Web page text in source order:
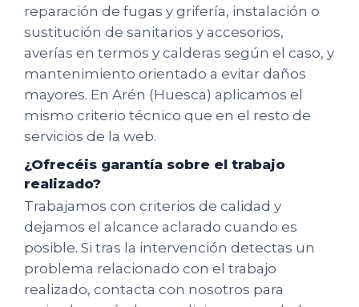
reparación de fugas y grifería, instalación o
sustitución de sanitarios y accesorios,
averías en termos y calderas según el caso, y
mantenimiento orientado a evitar daños
mayores. En Arén (Huesca) aplicamos el
mismo criterio técnico que en el resto de
servicios de la web.
¿Ofrecéis garantía sobre el trabajo
realizado?
Trabajamos con criterios de calidad y
dejamos el alcance aclarado cuando es
posible. Si tras la intervención detectas un
problema relacionado con el trabajo
realizado, contacta con nosotros para